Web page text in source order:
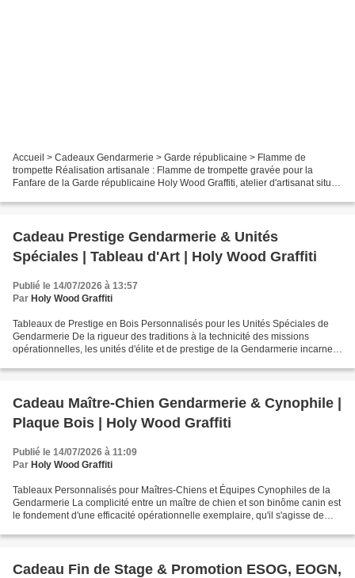
Accueil > Cadeaux Gendarmerie > Garde républicaine > Flamme de
trompette Réalisation artisanale : Flamme de trompette gravée pour la
Fanfare de la Garde républicaine Holy Wood Graffiti, atelier d'artisanat situé
Cadeau Prestige Gendarmerie & Unités
Spéciales | Tableau d'Art | Holy Wood Graffiti
Publié le 14/07/2026 à 13:57
Par Holy Wood Graffiti
Tableaux de Prestige en Bois Personnalisés pour les Unités Spéciales de
Gendarmerie De la rigueur des traditions à la technicité des missions
opérationnelles, les unités d'élite et de prestige de la Gendarmerie incarnent
Cadeau Maître-Chien Gendarmerie & Cynophile |
Plaque Bois | Holy Wood Graffiti
Publié le 14/07/2026 à 11:09
Par Holy Wood Graffiti
Tableaux Personnalisés pour Maîtres-Chiens et Équipes Cynophiles de la
Gendarmerie La complicité entre un maître de chien et son binôme canin est
le fondement d'une efficacité opérationnelle exemplaire, qu'il s'agisse de
Cadeau Fin de Stage & Promotion ESOG, EOGN,